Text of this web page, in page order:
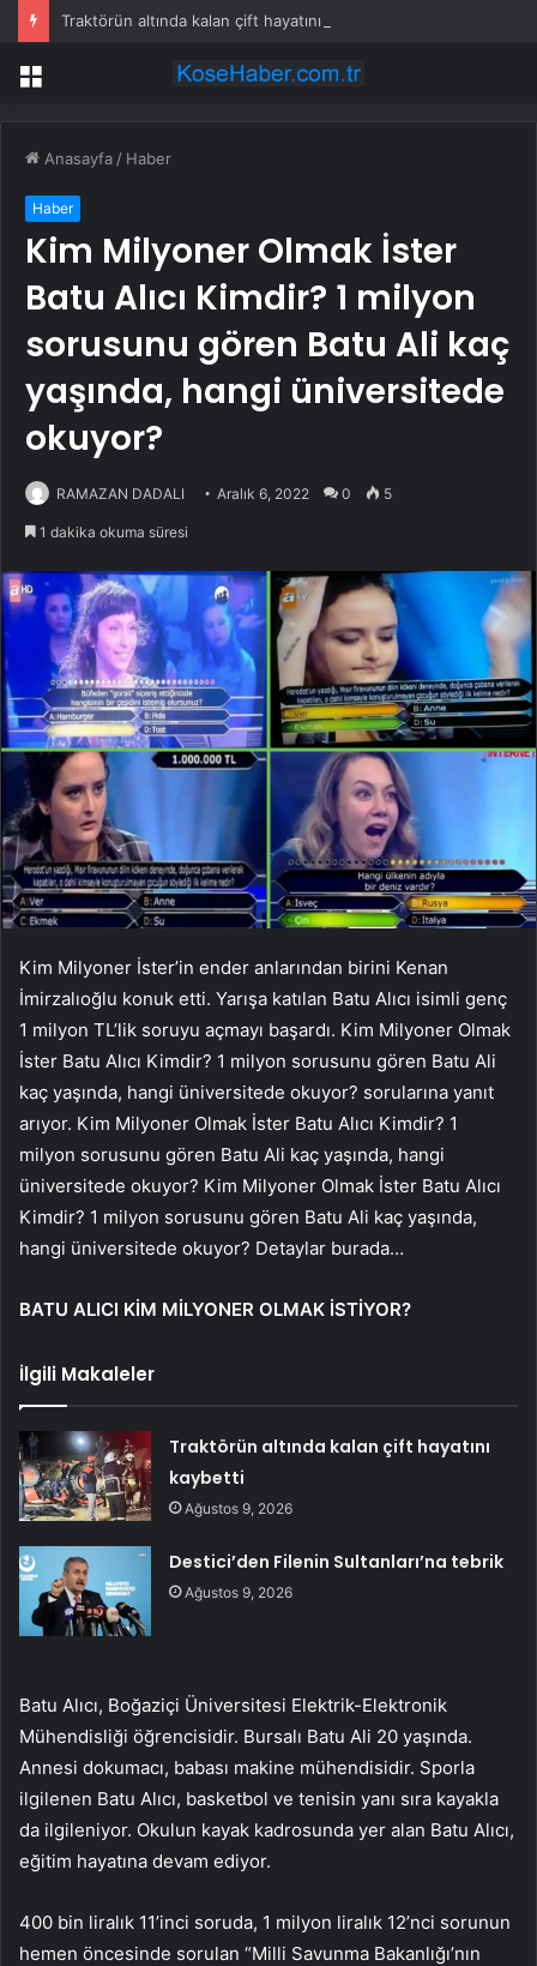
Traktörün altında kalan çift hayatını kaybetti
Menü
Anasayfa / Haber
Haber
Kim Milyoner Olmak İster
Batu Alıcı Kimdir? 1 milyon
sorusunu gören Batu Ali kaç
yaşında, hangi üniversitede
okuyor?
RAMAZAN DADALI Aralık 6, 2022 0 5
1 dakika okuma süresi
Kim Milyoner İster’in ender anlarından birini Kenan
İmirzalıoğlu konuk etti. Yarışa katılan Batu Alıcı isimli genç
1 milyon TL’lik soruyu açmayı başardı. Kim Milyoner Olmak
İster Batu Alıcı Kimdir? 1 milyon sorusunu gören Batu Ali
kaç yaşında, hangi üniversitede okuyor? sorularına yanıt
arıyor. Kim Milyoner Olmak İster Batu Alıcı Kimdir? 1
milyon sorusunu gören Batu Ali kaç yaşında, hangi
üniversitede okuyor? Kim Milyoner Olmak İster Batu Alıcı
Kimdir? 1 milyon sorusunu gören Batu Ali kaç yaşında,
hangi üniversitede okuyor? Detaylar burada…
BATU ALICI KİM MİLYONER OLMAK İSTİYOR?
İlgili Makaleler
Traktörün altında kalan çift hayatını
kaybetti
Ağustos 9, 2026
Destici’den Filenin Sultanları’na tebrik
Ağustos 9, 2026
Batu Alıcı, Boğaziçi Üniversitesi Elektrik-Elektronik
Mühendisliği öğrencisidir. Bursalı Batu Ali 20 yaşında.
Annesi dokumacı, babası makine mühendisidir. Sporla
ilgilenen Batu Alıcı, basketbol ve tenisin yanı sıra kayakla
da ilgileniyor. Okulun kayak kadrosunda yer alan Batu Alıcı,
eğitim hayatına devam ediyor.
400 bin liralık 11’inci soruda, 1 milyon liralık 12’nci sorunun
hemen öncesinde sorulan “Milli Savunma Bakanlığı’nın